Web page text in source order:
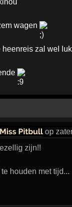
wagen
heenreis zal wel
Miss Pitbullop
zijn!!
houden met tijd...